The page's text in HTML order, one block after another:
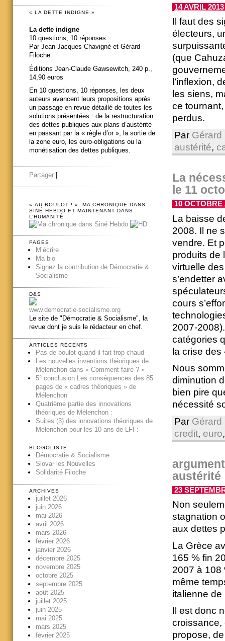
14 AVRIL
Il faut des
électeurs,
(que
l’inflexion,
les siens,
ce
perdus.
Par Gérard
austérité,
La
le 11
10 OCTOBRE
La baisse
2008. Il ne
vendre. Et
produits de
virtuelle
s’endetter
cours
2007-
catégories
la crise des
Nous
diminution
bien pire
nécessité
Par Gérard
credit, euro
austérité
23
Non
stagnation
aux dettes
La Grèce
165 % fin
2007 à 108
même
italienne de
Il est donc
croissance,
propose,
« LA DETTE INDIGNE »
La dette indigne
10 questions, 10 réponses
Par Jean-Jacques Chavigné et Gérard
Filoche.
Éditions Jean-Claude Gawsewitch, 240 p.,
14,90 euros
En 10 questions, 10 réponses, les deux
auteurs avancent leurs propositions après
un passage en revue détaillé de toutes les
solutions présentées : de la restructuration
des dettes publiques aux plans d’austérité
en passant par la « règle d’or », la sortie de
la zone euro, les euro-obligations ou la
monétisation des dettes publiques.
Partager
« AU BOULOT ! », MA CHRONIQUE DANS
SINÉ HEBDO ET MAINTENANT DANS
L’HUMANITÉ
PAGES
M’écrire
Ma bio
Signez la contribution de Démocratie &
Socialisme
D&S
www.democratie-socialisme.org
Le site de "Démocratie & Socialisme", la
revue dont je suis le rédacteur en chef.
ARTICLES RÉCENTS
Pas de boulot quand il fait trop chaud
Les nouvelles inventions théoriques de
Mélenchon dans « Comment faire ? »
5° conclusion Les conséquences des 85
pages de « cadres théoriques » de
Mélenchon
Quatrième partie des innovations
théoriques de Mélenchon :
Suites (3) des innovations théoriques de
Mélenchon pour les 10 ans de LFI :
BLOGOLISTE
Démocratie & Socialisme
Slovar les Nouvelles
Solidarité Filoche
ARCHIVES
juillet 2026
juin 2026
mai 2026
avril 2026
mars 2026
février 2026
janvier 2026
décembre 2025
novembre 2025
octobre 2025
septembre 2025
août 2025
juillet 2025
juin 2025
mai 2025
mars 2025
février 2025